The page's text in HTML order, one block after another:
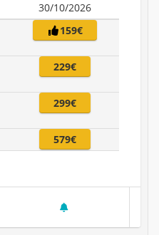
30/10/2026
159€
229€
299€
579€